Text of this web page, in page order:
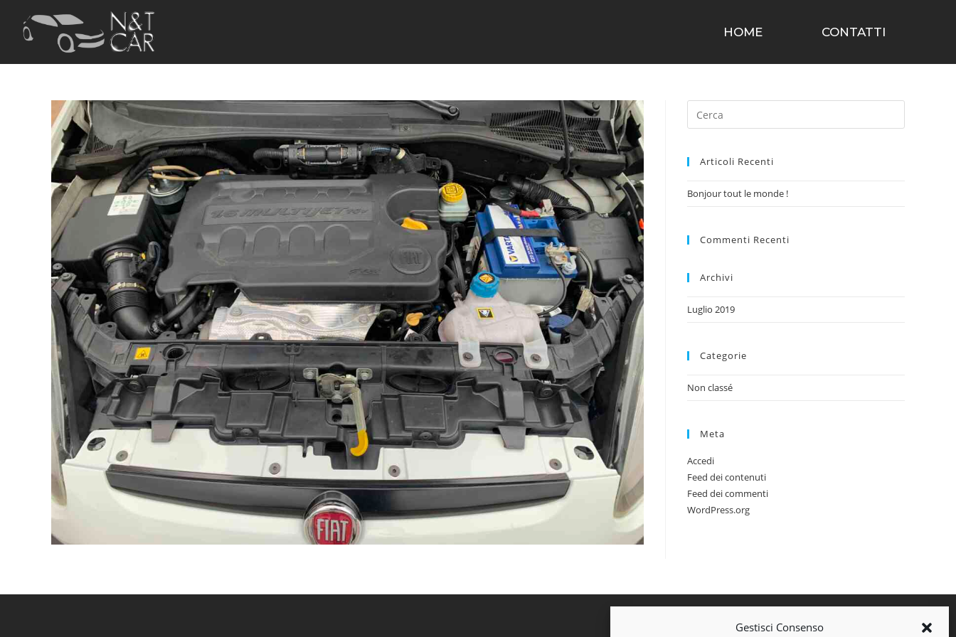
Gestisci Consenso
HOME CONTATTI
Articoli Recenti
Bonjour tout le monde !
Commenti Recenti
Archivi
Luglio 2019
Categorie
Non classé
Meta
Accedi
Feed dei contenuti
Feed dei commenti
WordPress.org